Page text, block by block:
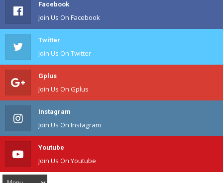
Facebook
Join Us On Facebook
Twitter
Join Us On Twitter
Gplus
Join Us On Gplus
Instagram
Join Us On Instagram
Youtube
Join Us On Youtube